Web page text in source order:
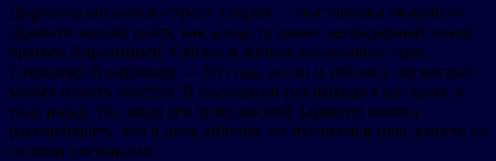
Директор ансамбля «Урал» уверен — постановка «взорвет»
Драматический театр, как когда-то давно легендарный танец
братьев Карачинцев. Сейчас в живых их осталось трое.
Старшему Владимиру — 83 года, но он и сейчас с легкостью
может отбить чечетку. В последний раз выходил на сцену 3
года назад. Но, видя его хулиганский характер можно
рассчитывать, что в день юбилея, он пустится в пляс вместе со
своими учениками.